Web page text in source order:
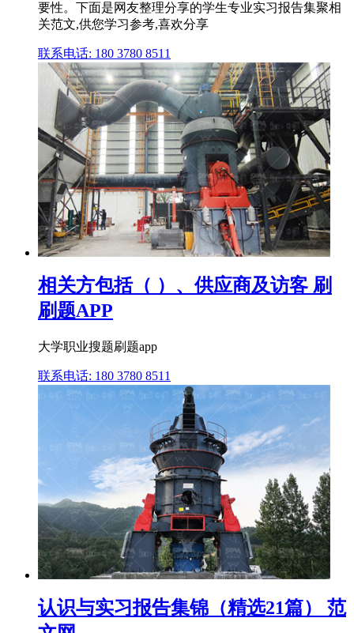
要性。下面是网友整理分享的学生专业实习报告集聚相
关范文,供您学习参考,喜欢分享
联系电话: 180 3780 8511
相关方包括（ ）、供应商及访客 刷
刷题APP
大学职业搜题刷题app
联系电话: 180 3780 8511
认识与实习报告集锦（精选21篇） 范